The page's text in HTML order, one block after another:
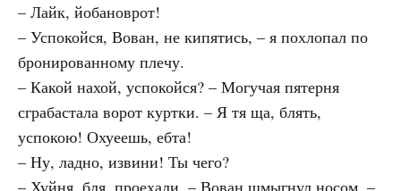
– Лайк, йобановрот!
– Успокойся, Вован, не кипятись, – я похлопал по
бронированному плечу.
– Какой нахой, успокойся? – Могучая пятерня
сграбастала ворот куртки. – Я тя ща, блять,
успокою! Охуеешь, ебта!
– Ну, ладно, извини! Ты чего?
– Хуйня, бля, проехали, – Вован шмыгнул носом. –